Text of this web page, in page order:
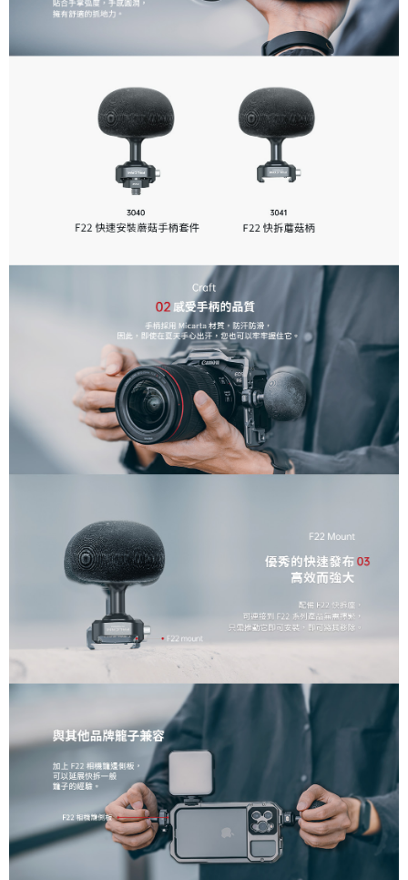
「AFTEE先享後付」，若未經同意申辦者引起之損失，本公司不負相關責
４．使用「AFTEE先享後付」時，將依據個別帳號之用戶狀況，依本公司即
時審查核予不同之上限額度；若仍有額度不足之情形，本公司將視審查結果
５．嚴禁一人註冊多個帳號或使用他人資訊註冊。若發現惡意使用之情形，
恩沛科技股份有限公司將有權停止該用戶之使用額度並採取法律行動。